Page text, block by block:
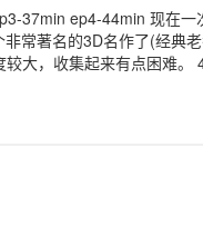
37min ep4-44min 现在一
常著名的3D名作了(经典
大，收集起来有点困难。